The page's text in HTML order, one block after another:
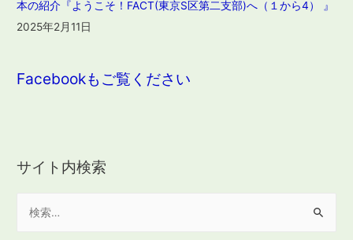
本の紹介『ようこそ！FACT(東京S区第二支部)へ（１から4） 』
2025年2月11日
Facebookもご覧ください
サイト内検索